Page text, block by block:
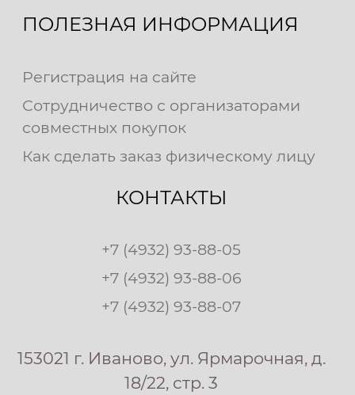
ПОЛЕЗНАЯ ИНФОРМАЦИЯ
Регистрация на сайте
Сотрудничество с организаторами
совместных покупок
Как сделать заказ физическому лицу
КОНТАКТЫ
+7 (4932) 93-88-05
+7 (4932) 93-88-06
+7 (4932) 93-88-07
153021 г. Иваново, ул. Ярмарочная, д.
18/22, стр. 3